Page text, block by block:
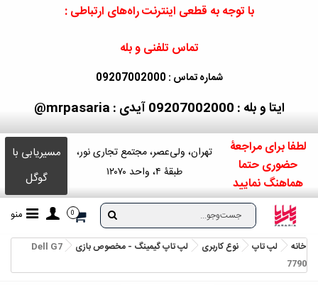
با توجه به قطعی اینترنت راه‌های ارتباطی :
تماس تلفنی و بله
شماره تماس : 09207002000
ایتا و بله : 09207002000 آیدی : mrpasaria@
لطفا برای مراجعۀ
حضوری حتما
هماهنگ نمایید
تهران، ولی‌عصر، مجتمع تجاری نور،
طبقۀ ۴، واحد ۱۲۰۷۰
مسیریابی با
گوگل
0 منو
خانه لپ تاپ نوع کاربری لپ تاپ گیمینگ - مخصوص بازی
Dell G7
7790